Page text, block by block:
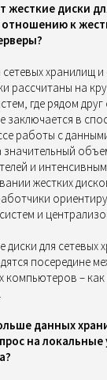
жесткие диски
к
сетевых хранилищ
рассчитаны на
где рядом
заключается в
работы с
значительный
и
жестких
и
диски для сетевых
посередине
компьютеров –
данных
на локальные